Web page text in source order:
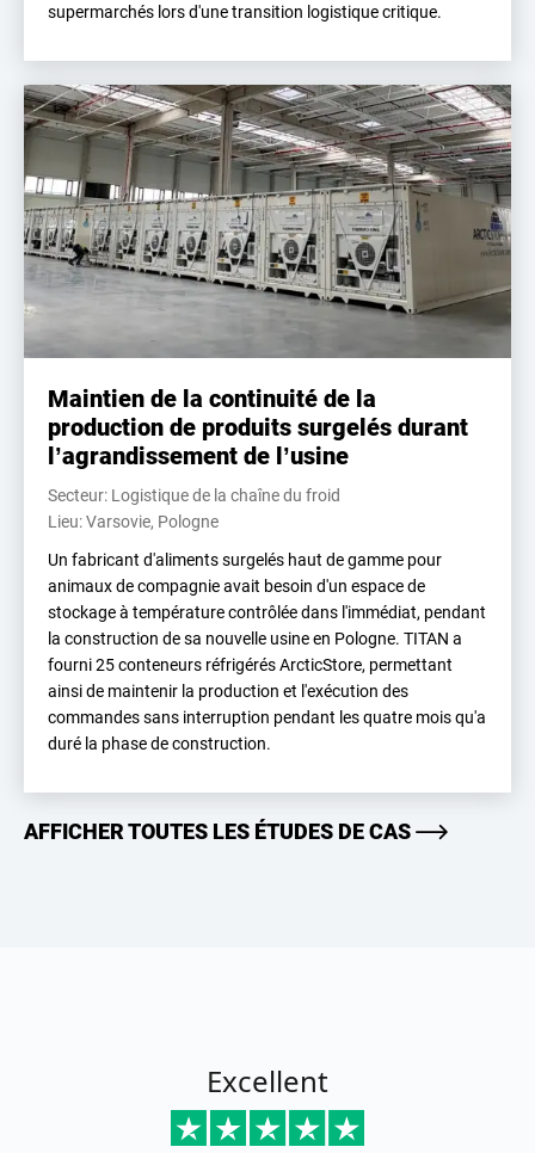
supermarchés lors d'une transition logistique critique.
Maintien de la continuité de la
production de produits surgelés durant
l’agrandissement de l’usine
Secteur: Logistique de la chaîne du froid
Lieu: Varsovie, Pologne
Un fabricant d'aliments surgelés haut de gamme pour
animaux de compagnie avait besoin d'un espace de
stockage à température contrôlée dans l'immédiat, pendant
la construction de sa nouvelle usine en Pologne. TITAN a
fourni 25 conteneurs réfrigérés ArcticStore, permettant
ainsi de maintenir la production et l'exécution des
commandes sans interruption pendant les quatre mois qu'a
duré la phase de construction.
AFFICHER TOUTES LES ÉTUDES DE CAS